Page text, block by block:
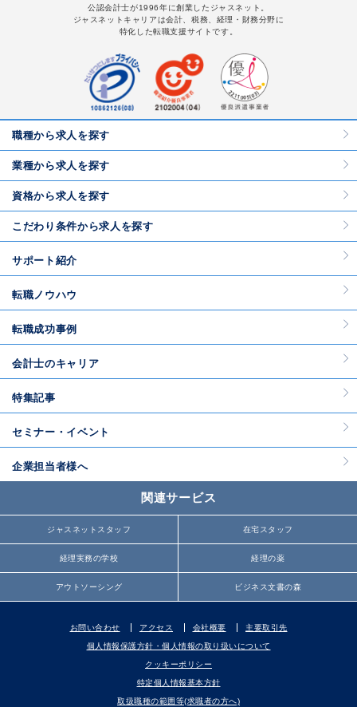
公認会計士が1996年に創業したジャスネット。
ジャスネットキャリアは会計、税務、経理・財務分野に
特化した転職支援サイトです。
職種から求人を探す
業種から求人を探す
資格から求人を探す
こだわり条件から求人を探す
サポート紹介
転職ノウハウ
転職成功事例
会計士のキャリア
特集記事
セミナー・イベント
企業担当者様へ
関連サービス
ジャスネットスタッフ 在宅スタッフ
経理実務の学校 経理の薬
アウトソーシング ビジネス文書の森
お問い合わせ アクセス 会社概要 主要取引先
個人情報保護方針・個人情報の取り扱いについて
クッキーポリシー
特定個人情報基本方針
取扱職種の範囲等(求職者の方へ)